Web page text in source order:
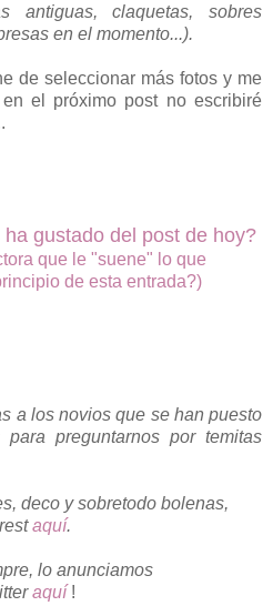
antiguas, claquetas, sobres
en el momento...).
de seleccionar más fotos y me
el próximo post no escribiré
gustado del post de hoy?
que le "suene" lo que
de esta entrada?)
a los novios que se han puesto
preguntarnos por temitas
deco y sobretodo bolenas,
aquí.
lo anunciamos
aquí!